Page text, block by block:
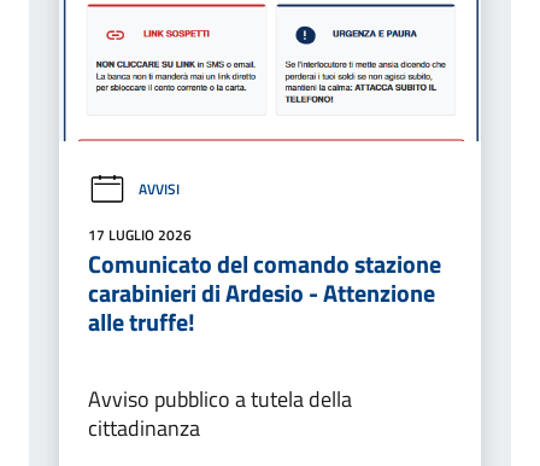
AVVISI
17 LUGLIO 2026
Comunicato del comando stazione
carabinieri di Ardesio - Attenzione
alle truffe!
Avviso pubblico a tutela della
cittadinanza